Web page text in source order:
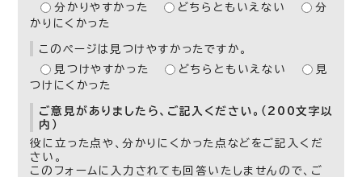
分かりやすかった
どちらともいえない
分
かりにくかった
このページは見つけやすかったですか。
見つけやすかった
どちらともいえない
見
つけにくかった
ご意見がありましたら、ご記入ください。（200文字以
内）
役に立った点や、分かりにくかった点などをご記入くだ
さい。
このフォームに入力されても回答いたしませんので、ご